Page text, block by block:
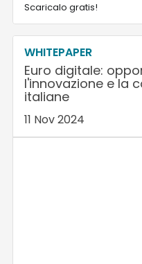
Scaricalo gratis!
WHITEPAPER
Euro digitale:
l'innovazione e la
italiane
11 Nov 2024